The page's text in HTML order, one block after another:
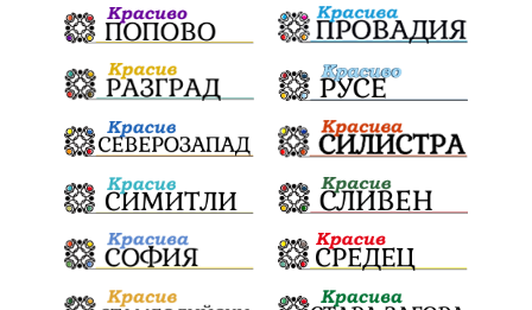
Радостин Василев Регионална библиотека
„Христо Смирненски“ напояване
ВиК Плевен Андрей Гюров Тръстеник
изпълнителен директор ОбластПлевен